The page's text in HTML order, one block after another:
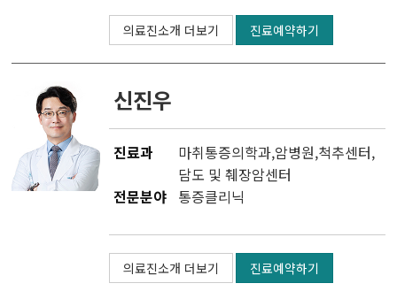
의료진소개 더보기 진료예약하기
신진우
진료과 마취통증의학과,암병원,척추센터,
담도 및 췌장암센터
전문분야 통증클리닉
의료진소개 더보기 진료예약하기